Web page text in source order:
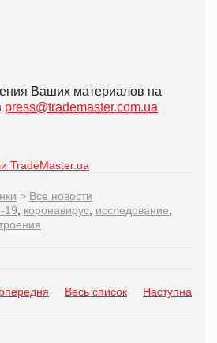
Ваших материалов на
press@trademaster.com.ua
TradeMaster.ua
> Все новости
19 коронавирус исследование
Весь список Наступна